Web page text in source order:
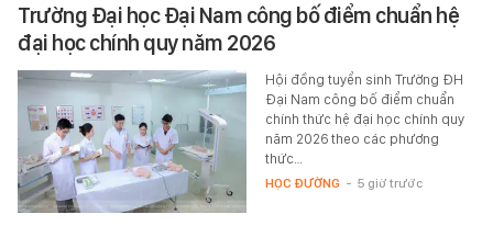
Trường Đại học Đại Nam công bố điểm chuẩn hệ
đại học chính quy năm 2026
Hội đồng tuyển sinh Trường ĐH
Đại Nam công bố điểm chuẩn
chính thức hệ đại học chính quy
năm 2026 theo các phương
thức…
HỌC ĐƯỜNG - 5 giờ trước